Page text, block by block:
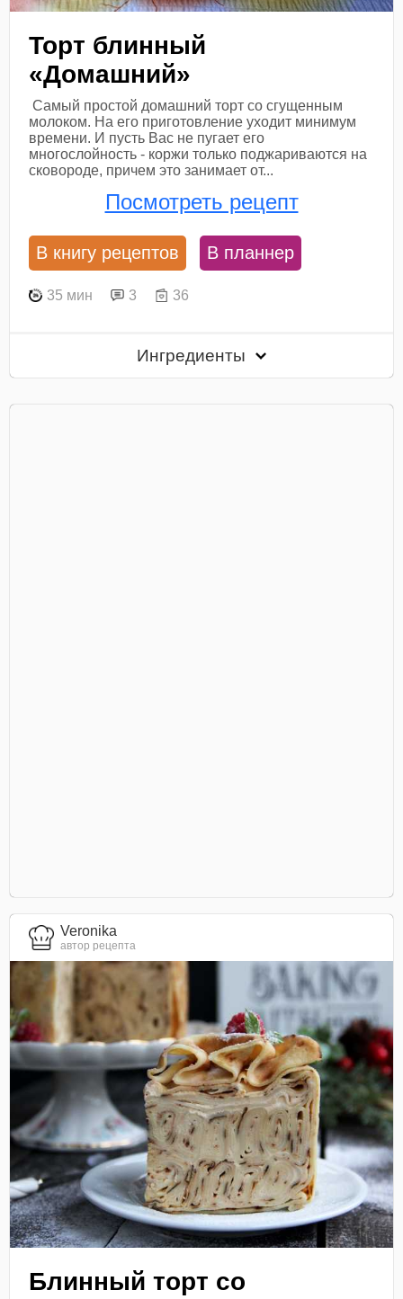
Торт блинный
«Домашний»
Самый простой домашний торт со сгущенным
молоком. На его приготовление уходит минимум
времени. И пусть Вас не пугает его
многослойность - коржи только поджариваются на
сковороде, причем это занимает от...
Посмотреть рецепт
В книгу рецептов В планнер
35 мин 3 36
Ингредиенты
Veronika
автор рецепта
Блинный торт со